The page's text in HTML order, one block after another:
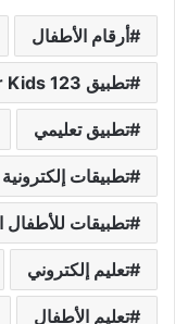
أرقام الأطفال
تطبيق 123 Counting Games For Kids
تطبيق تعليمي
تطبيقات
تطبيقات للأطفال
تعليم إلكتروني
تعليم الأطفال